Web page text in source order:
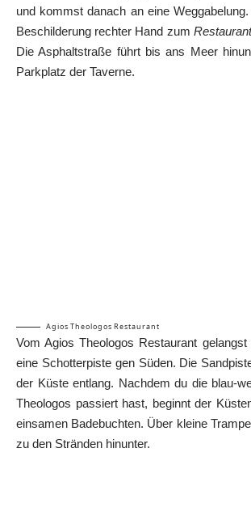
und kommst danach an eine
Beschilderung rechter Hand zum
Die Asphaltstraße führt bis ans Meer
Parkplatz der Taverne.
Agios Theologos Restaurant
Vom Agios Theologos Restaurant
eine Schotterpiste gen Süden. Die
der Küste entlang. Nachdem du die blau-
Theologos passiert hast, beginnt der
einsamen Badebuchten. Über kleine
zu den Stränden hinunter.